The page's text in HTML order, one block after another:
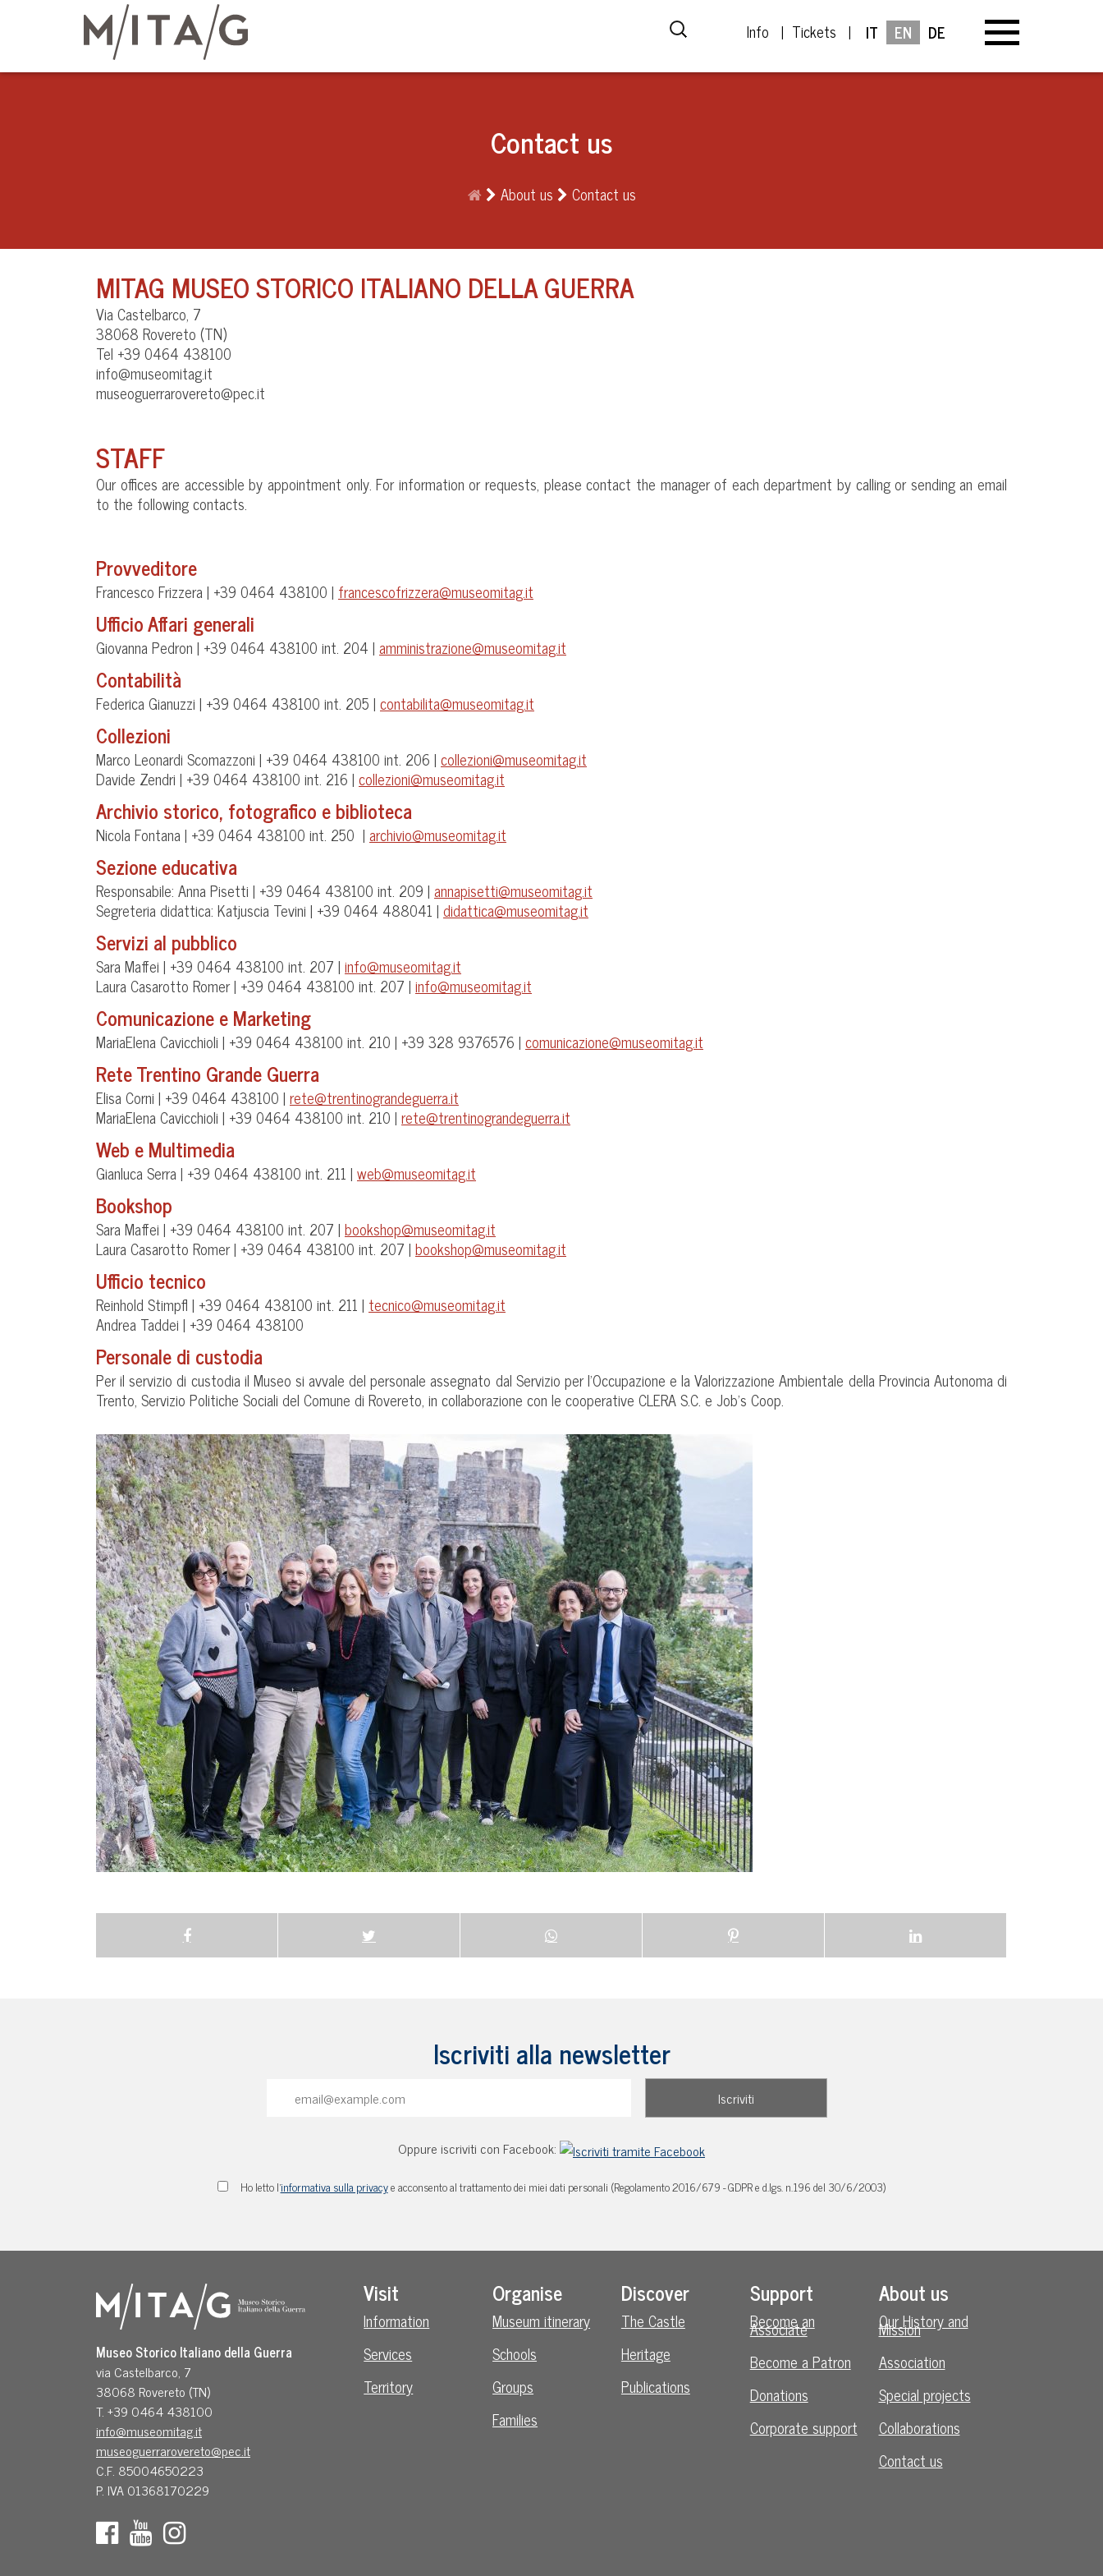
Info Tickets IT EN DE
Contact us
About us Contact us
MITAG MUSEO STORICO ITALIANO DELLA GUERRA
Via Castelbarco, 7
38068 Rovereto (TN)
Tel +39 0464 438100
info@museomitag.it
museoguerrarovereto@pec.it
STAFF
Our offices are accessible by appointment only. For information or requests, please contact the manager of each department by calling or sending an email
to the following contacts.
Provveditore
Francesco Frizzera | +39 0464 438100 | francescofrizzera@museomitag.it
Ufficio Affari generali
Giovanna Pedron | +39 0464 438100 int. 204 | amministrazione@museomitag.it
Contabilità
Federica Gianuzzi | +39 0464 438100 int. 205 | contabilita@museomitag.it
Collezioni
Marco Leonardi Scomazzoni | +39 0464 438100 int. 206 | collezioni@museomitag.it
Davide Zendri | +39 0464 438100 int. 216 | collezioni@museomitag.it
Archivio storico, fotografico e biblioteca
Nicola Fontana | +39 0464 438100 int. 250 | archivio@museomitag.it
Sezione educativa
Responsabile: Anna Pisetti | +39 0464 438100 int. 209 | annapisetti@museomitag.it
Segreteria didattica: Katjuscia Tevini | +39 0464 488041 | didattica@museomitag.it
Servizi al pubblico
Sara Maffei | +39 0464 438100 int. 207 | info@museomitag.it
Laura Casarotto Romer | +39 0464 438100 int. 207 | info@museomitag.it
Comunicazione e Marketing
MariaElena Cavicchioli | +39 0464 438100 int. 210 | +39 328 9376576 | comunicazione@museomitag.it
Rete Trentino Grande Guerra
Elisa Corni | +39 0464 438100 | rete@trentinograndeguerra.it
MariaElena Cavicchioli | +39 0464 438100 int. 210 | rete@trentinograndeguerra.it
Web e Multimedia
Gianluca Serra | +39 0464 438100 int. 211 | web@museomitag.it
Bookshop
Sara Maffei | +39 0464 438100 int. 207 | bookshop@museomitag.it
Laura Casarotto Romer | +39 0464 438100 int. 207 | bookshop@museomitag.it
Ufficio tecnico
Reinhold Stimpfl | +39 0464 438100 int. 211 | tecnico@museomitag.it
Andrea Taddei | +39 0464 438100
Personale di custodia
Per il servizio di custodia il Museo si avvale del personale assegnato dal Servizio per l’Occupazione e la Valorizzazione Ambientale della Provincia Autonoma di
Trento, Servizio Politiche Sociali del Comune di Rovereto, in collaborazione con le cooperative CLERA S.C. e Job’s Coop.
Iscriviti alla newsletter
Oppure iscriviti con Facebook:
Ho letto l'informativa sulla privacye acconsento al trattamento dei miei dati personali (Regolamento 2016/679 - GDPR e d.lgs. n.196 del 30/6/2003)
Museo Storico Italiano della Guerra
via Castelbarco, 7
38068 Rovereto (TN)
T. +39 0464 438100
info@museomitag.it
museoguerrarovereto@pec.it
C.F. 85004650223
P. IVA 01368170229
Visit
Information
Services
Territory
Organise
Museum itinerary
Schools
Groups
Families
Discover
The Castle
Heritage
Publications
Support
Become an
Associate
Become a Patron
Donations
Corporate support
About us
Our History and
Mission
Association
Special projects
Collaborations
Contact us